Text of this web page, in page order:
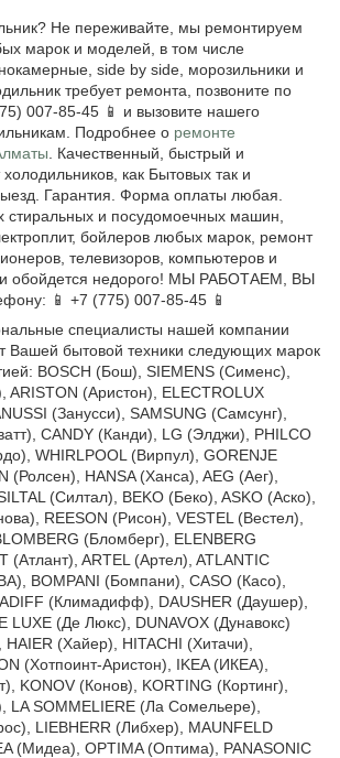
Не переживайте, мы ремонтируем
марок и моделей, в том числе
side by side, морозильники и
требует ремонта, позвоните по
007-85-45 📱 и вызовите нашего
Подробнее о ремонте
. Качественный, быстрый и
как Бытовых так и
Гарантия. Форма оплаты любая.
стиральных и посудомоечных машин,
бойлеров любых марок, ремонт
телевизоров, компьютеров и
и обойдется недорого! МЫ РАБОТАЕМ, ВЫ
📱 +7 (775) 007-85-45 📱
специалисты нашей компании
Вашей бытовой техники следующих марок
BOSCH (Бош), SIEMENS (Сименс),
ARISTON (Аристон), ELECTROLUX
(Занусси), SAMSUNG (Самсунг),
CANDY (Канди), LG (Элджи), PHILCO
WHIRLPOOL (Вирпул), GORENJE
(Ролсен), HANSA (Ханса), AEG (Аег),
(Силтал), BEKO (Беко), ASKO (Аско),
REESON (Рисон), VESTEL (Вестел),
(Бломберг), ELENBERG
(Атлант), ARTEL (Артел), ATLANTIC
BOMPANI (Бомпани), CASO (Касо),
(Климадифф), DAUSHER (Даушер),
LUXE (Де Люкс), DUNAVOX (Дунавокс)
(Хайер), HITACHI (Хитачи),
(Хотпоинт-Аристон), IKEA (ИКЕА),
KONOV (Конов), KORTING (Кортинг),
LA SOMMELIERE (Ла Сомельере),
LIEBHERR (Либхер), MAUNFELD
(Мидеа), OPTIMA (Оптима), PANASONIC